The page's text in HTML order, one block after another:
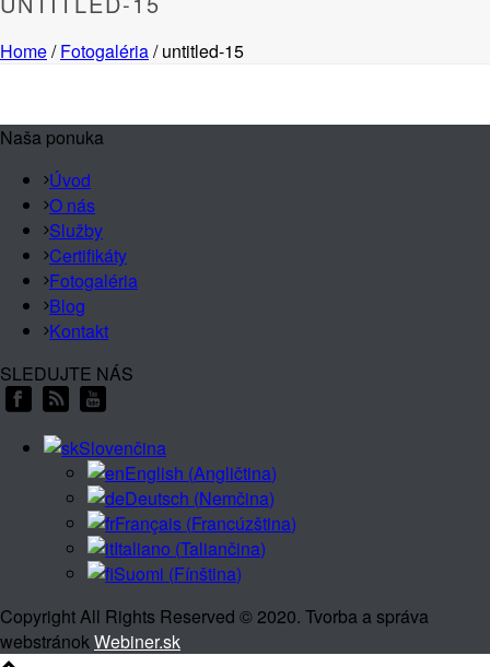
Home/Fotogaléria/ untitled-15
Naša ponuka
Úvod
O nás
Služby
Certifikáty
Fotogaléria
Blog
Kontakt
SLEDUJTE NÁS
Slovenčina
English (Angličtina)
Deutsch (Nemčina)
Français (Francúzština)
Italiano (Taliančina)
Suomi (Fínština)
Copyright All Rights Reserved © 2020. Tvorba a správa
webstránokWebiner.sk